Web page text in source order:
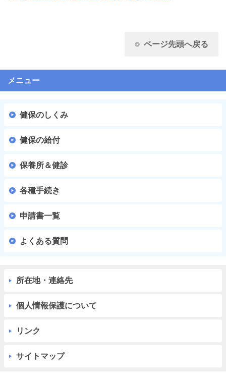
ページ先頭へ戻る
メニュー
健保のしくみ
健保の給付
保養所＆健診
各種手続き
申請書一覧
よくある質問
所在地・連絡先
個人情報保護について
リンク
サイトマップ